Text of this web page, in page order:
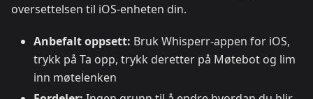
oversettelsen til iOS-enheten din.
Anbefalt oppsett: Bruk Whisperr-appen for iOS,
trykk på Ta opp, trykk deretter på Møtebot og lim
inn møtelenken